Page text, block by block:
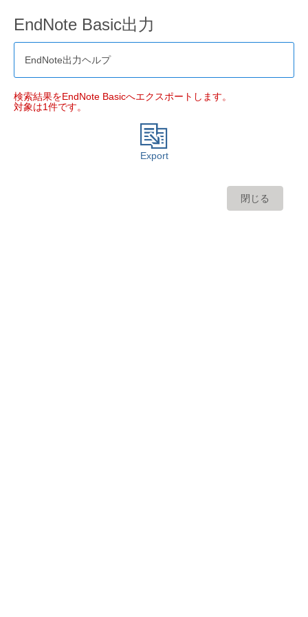
EndNote Basic出力
EndNote出力ヘルプ
検索結果をEndNote Basicへエクスポートします。
対象は1件です。
Export